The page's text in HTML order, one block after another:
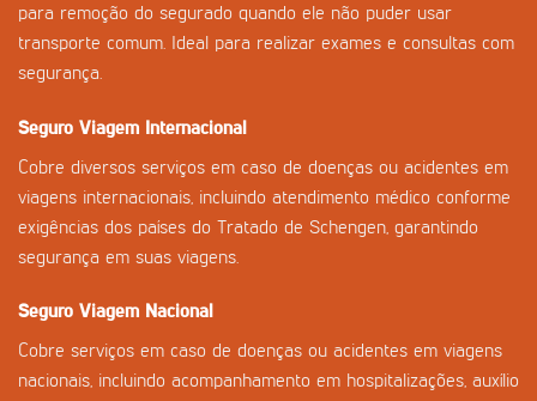
para remoção do segurado quando ele não puder usar
transporte comum. Ideal para realizar exames e consultas com
segurança.
Seguro Viagem Internacional
Cobre diversos serviços em caso de doenças ou acidentes em
viagens internacionais, incluindo atendimento médico conforme
exigências dos países do Tratado de Schengen, garantindo
segurança em suas viagens.
Seguro Viagem Nacional
Cobre serviços em caso de doenças ou acidentes em viagens
nacionais, incluindo acompanhamento em hospitalizações, auxílio